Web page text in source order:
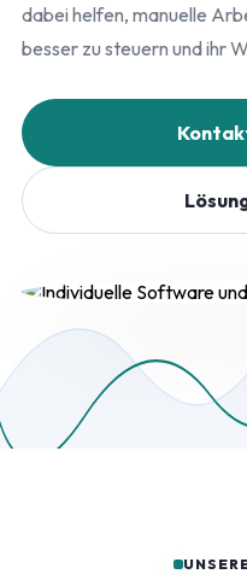
dabei helfen, manuelle
besser zu steuern und ihr